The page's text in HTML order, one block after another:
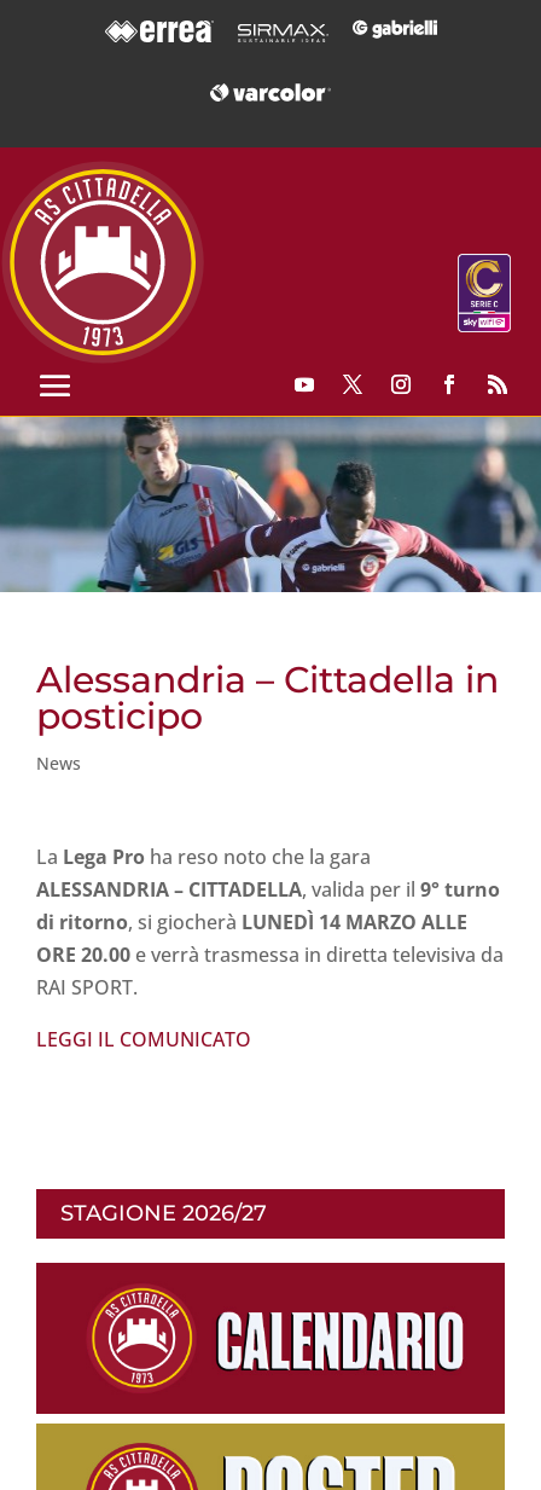
Alessandria – Cittadella in
posticipo
News
La Lega Pro ha reso noto che la gara
ALESSANDRIA – CITTADELLA, valida per il 9° turno
di ritorno, si giocherà LUNEDÌ 14 MARZO ALLE
ORE 20.00 e verrà trasmessa in diretta televisiva da
RAI SPORT.
LEGGI IL COMUNICATO
STAGIONE 2026/27